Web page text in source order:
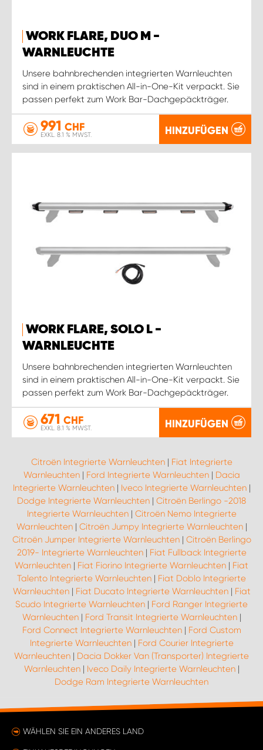
WORK FLARE, DUO M -
WARNLEUCHTE
Unsere bahnbrechenden integrierten Warnleuchten
sind in einem praktischen All-in-One-Kit verpackt. Sie
passen perfekt zum Work Bar-Dachgepäckträger.
991 CHF
EXKL. 8.1 % MWST. HINZUFÜGEN
WORK FLARE, SOLO L -
WARNLEUCHTE
Unsere bahnbrechenden integrierten Warnleuchten
sind in einem praktischen All-in-One-Kit verpackt. Sie
passen perfekt zum Work Bar-Dachgepäckträger.
671 CHF
EXKL. 8.1 % MWST. HINZUFÜGEN
Citroën Integrierte Warnleuchten| Fiat Integrierte
Warnleuchten| Ford Integrierte Warnleuchten| Dacia
Integrierte Warnleuchten| Iveco Integrierte Warnleuchten|
Dodge Integrierte Warnleuchten | Citroën Berlingo -2018
Integrierte Warnleuchten| Citroën Nemo Integrierte
Warnleuchten| Citroën Jumpy Integrierte Warnleuchten|
Citroën Jumper Integrierte Warnleuchten| Citroën Berlingo
2019- Integrierte Warnleuchten| Fiat Fullback Integrierte
Warnleuchten | Fiat Fiorino Integrierte Warnleuchten | Fiat
Talento Integrierte Warnleuchten | Fiat Doblo Integrierte
Warnleuchten| Fiat Ducato Integrierte Warnleuchten| Fiat
Scudo Integrierte Warnleuchten | Ford Ranger Integrierte
Warnleuchten| Ford Transit Integrierte Warnleuchten|
Ford Connect Integrierte Warnleuchten| Ford Custom
Integrierte Warnleuchten| Ford Courier Integrierte
Warnleuchten | Dacia Dokker Van (Transporter) Integrierte
Warnleuchten| Iveco Daily Integrierte Warnleuchten|
Dodge Ram Integrierte Warnleuchten
WÄHLEN SIE EIN ANDERES LAND